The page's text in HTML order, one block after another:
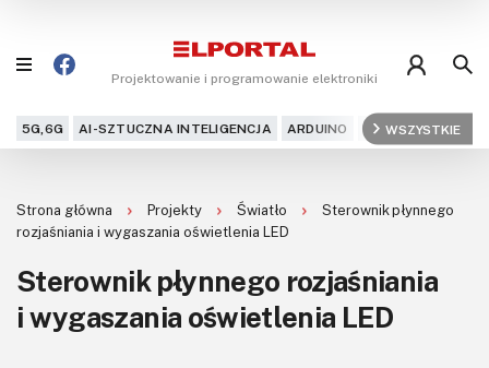
Projektowanie i programowanie elektroniki
5G,6G AI-SZTUCZNA INTELIGENCJA ARDUINO ARM AUDIO
WSZYSTKIE
Projekty
Kursy
DIY+
Strona główna Projekty Światło
Sterownik płynnego
rozjaśniania i wygaszania oświetlenia LED
Sterownik płynnego rozjaśniania
i wygaszania oświetlenia LED